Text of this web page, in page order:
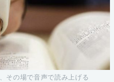
その場で音声で読み上げる